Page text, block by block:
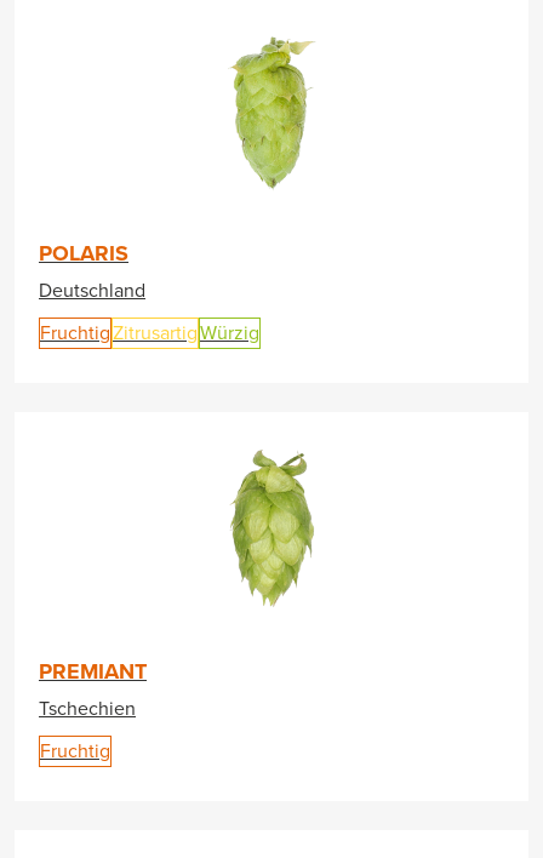
POLARIS
Deutschland
FruchtigZitrusartigWürzig
PREMIANT
Tschechien
Fruchtig